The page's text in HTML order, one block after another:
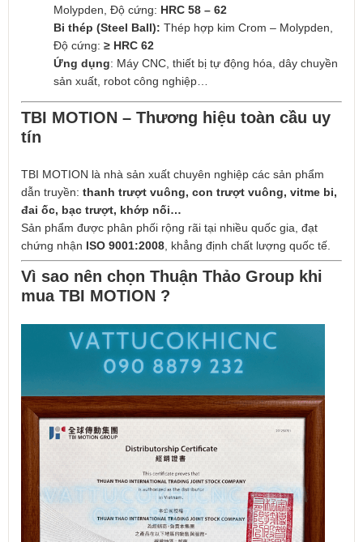
Molypden, Độ cứng: HRC 58 – 62
Bi thép (Steel Ball): Thép hợp kim Crom – Molypden,
Độ cứng: ≥ HRC 62
Ứng dụng: Máy CNC, thiết bị tự động hóa, dây chuyền
sản xuất, robot công nghiệp…
TBI MOTION – Thương hiệu toàn cầu uy
tín
TBI MOTION là nhà sản xuất chuyên nghiệp các sản phẩm
dẫn truyền: thanh trượt vuông, con trượt vuông, vitme bi,
đai ốc, bạc trượt, khớp nối…
Sản phẩm được phân phối rộng rãi tại nhiều quốc gia, đạt
chứng nhận ISO 9001:2008 , khẳng định chất lượng quốc tế.
Vì sao nên chọn Thuận Thảo Group khi
mua TBI MOTION ?